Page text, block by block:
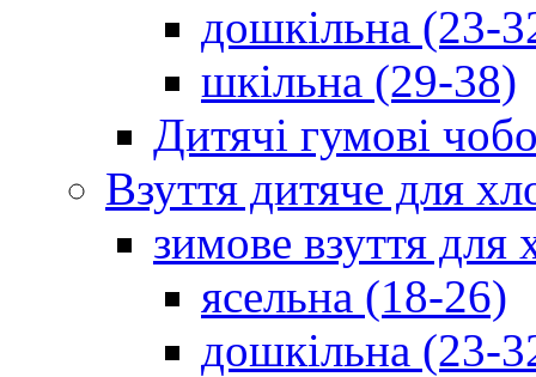
дошкільна (23-
шкільна (29-38)
Дитячі гумові
Взуття дитяче для
зимове взуття для
ясельна (18-26)
дошкільна (23-